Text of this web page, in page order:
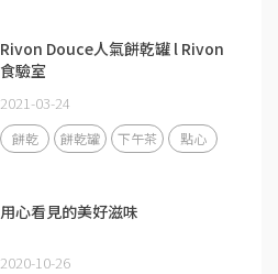
Rivon Douce人氣餅乾罐 l Rivon
食驗室
2021-03-24
餅乾 餅乾罐 下午茶 點心
用心看見的美好滋味
2020-10-26